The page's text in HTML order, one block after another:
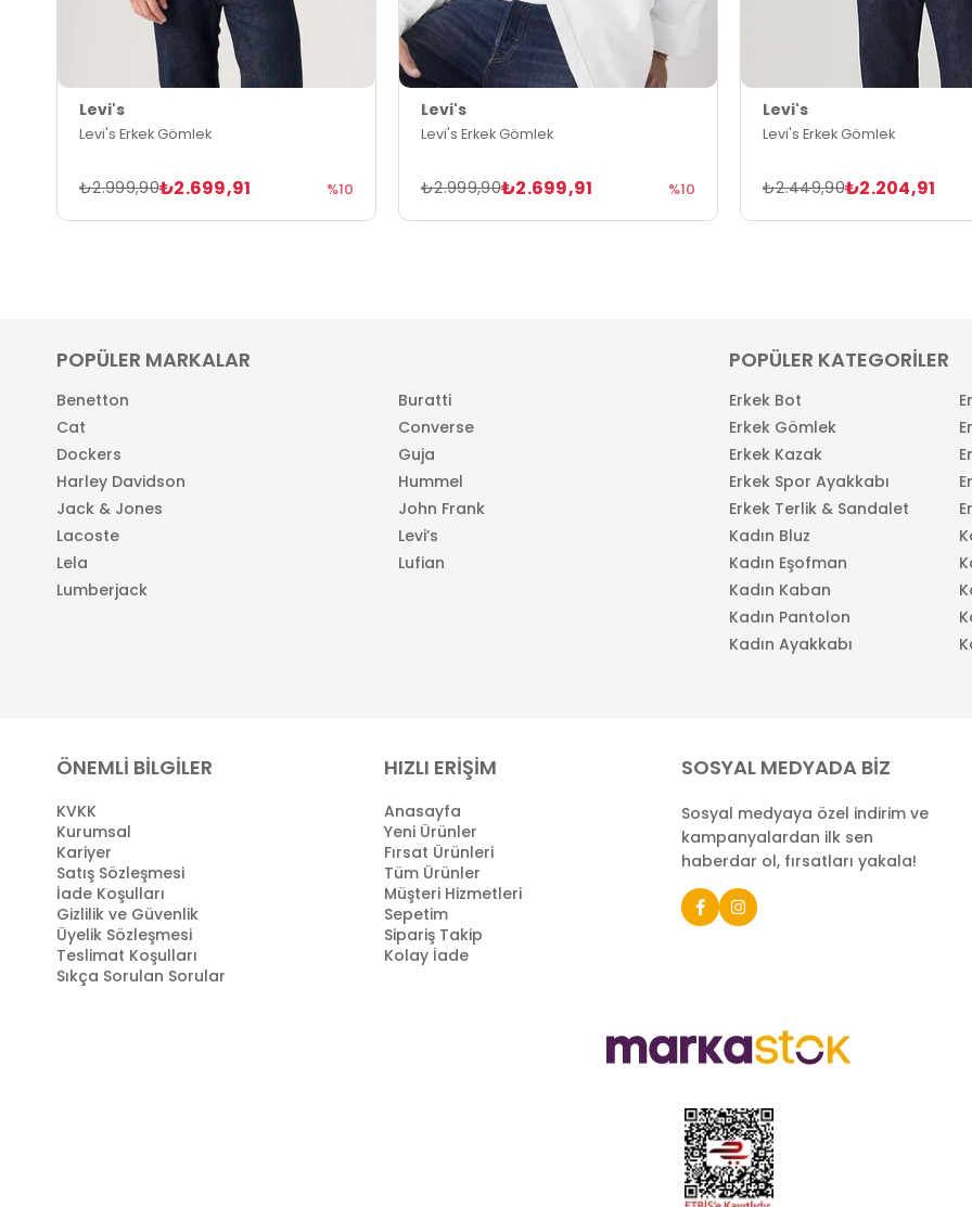
Levi's
Levi's Erkek Gömlek
₺2.699,91
₺2.999,90 %10
Levi's
Levi's Erkek Gömlek
₺2.699,91
₺2.999,90 %10
Levi's
Levi's Erkek Gömlek
₺2.204,91
₺2.449,90
POPÜLER MARKALAR
Benetton
Buratti
Cat
Converse
Dockers
Guja
Harley Davidson
Hummel
Jack & Jones
John Frank
Lacoste
Levi’s
Lela
Lufian
Lumberjack
POPÜLER KATEGORİLER
Erkek Bot
Erkek Gömlek
Erkek Kazak
Erkek Spor Ayakkabı
Erkek Terlik & Sandalet
Kadın Bluz
Kadın Eşofman
Kadın Kaban
Kadın Pantolon
Kadın Ayakkabı
ÖNEMLİ BİLGİLER
KVKK
Kurumsal
Kariyer
Satış Sözleşmesi
İade Koşulları
Gizlilik ve Güvenlik
Üyelik Sözleşmesi
Teslimat Koşulları
Sıkça Sorulan Sorular
HIZLI ERİŞİM
Anasayfa
Yeni Ürünler
Fırsat Ürünleri
Tüm Ürünler
Müşteri Hizmetleri
Sepetim
Sipariş Takip
Kolay İade
SOSYAL MEDYADA BİZ
Sosyal medyaya özel indirim ve
kampanyalardan ilk sen
haberdar ol, fırsatları yakala!